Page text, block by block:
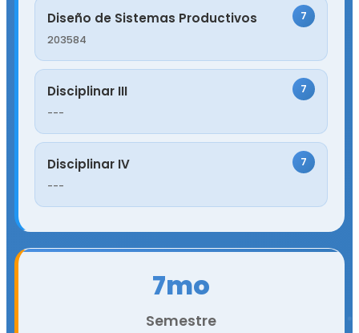
Diseño de Sistemas Productivos
203584
7
Disciplinar III
---
7
Disciplinar IV
---
7
7mo
Semestre